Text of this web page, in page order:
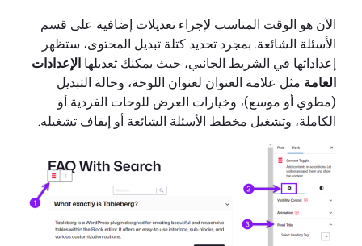
الآن هو الوقت المناسب لإجراء تعديلات إضافية على قسم
الأسئلة الشائعة. بمجرد تحديد كتلة تبديل المحتوى، ستظهر
إعداداتها في الشريط الجانبي، حيث يمكنك تعديلها الإعدادات
العامة مثل علامة العنوان لعنوان اللوحة، وحالة التبديل
(مطوي أو موسع)، وخيارات العرض للوحات الفردية أو
الكاملة، وتشغيل مخطط الأسئلة الشائعة أو إيقاف تشغيله.